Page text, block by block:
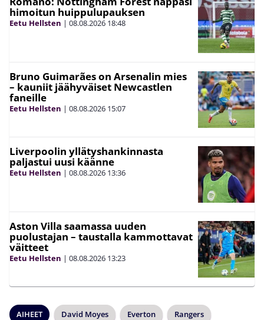
himoitun huippulupauksen
Eetu Hellsten | 08.08.2026 18:48
Bruno Guimarães on Arsenalin mies
– kauniit jäähyväiset Newcastlen
faneille
Eetu Hellsten | 08.08.2026 15:07
Liverpoolin yllätyshankinnasta
paljastui uusi käänne
Eetu Hellsten | 08.08.2026 13:36
Aston Villa saamassa uuden
puolustajan – taustalla kammottavat
väitteet
Eetu Hellsten | 08.08.2026 13:23
AIHEET David Moyes Everton Rangers